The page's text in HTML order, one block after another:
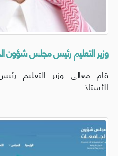
وزير التعليم رئيس مجلس شؤون
قام معالي وزير التعليم
الأستاذ...